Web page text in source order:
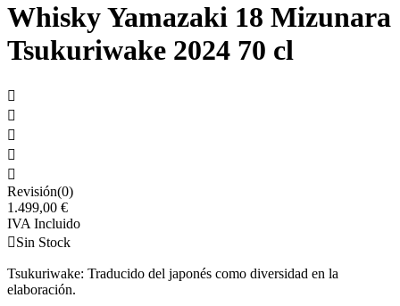
Whisky Yamazaki 18 Mizunara
Tsukuriwake 2024 70 cl





Revisión(0)
1.499,00 €
IVA Incluido
Sin Stock
Tsukuriwake: Traducido del japonés como diversidad en la
elaboración.